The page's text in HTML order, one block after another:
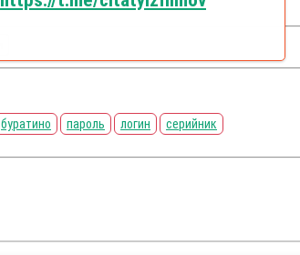
буратино пароль логин серийник